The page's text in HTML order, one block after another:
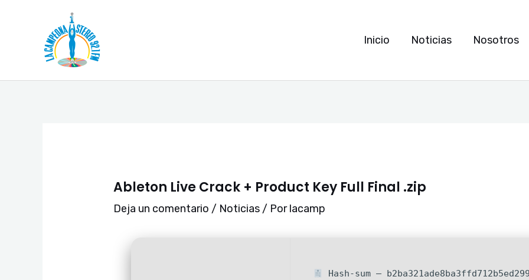
contenido
Inicio Noticias Nosotros
Ableton Live Crack + Product Key Full Final .zip
Deja un comentario / Noticias / Porlacamp
Hash-sum —
de
entradas